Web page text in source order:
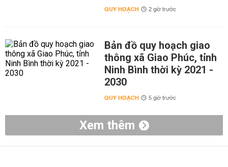
QUY HOẠCH 2 giờ trước
Bản đồ quy hoạch giao
thông xã Giao Phúc, tỉnh
Ninh Bình thời kỳ 2021 -
2030
QUY HOẠCH 5 giờ trước
Xem thêm